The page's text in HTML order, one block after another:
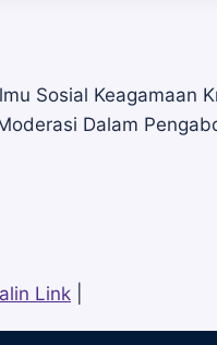
Sosial Keagamaan
Dalam
Link